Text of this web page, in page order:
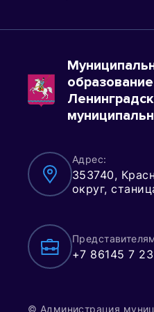
образование
Адрес:
353740,
округ,
+7 86145 7
© Администрация